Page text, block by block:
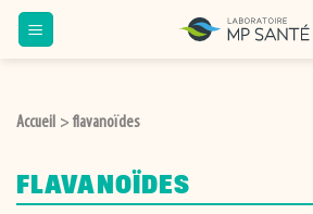
Passer
au
Accueil > flavanoïdes
FLAVANOÏDES